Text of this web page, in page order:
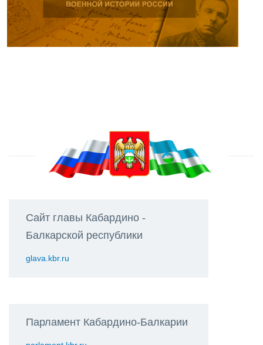
Сайт главы Кабардино -
Балкарской республики
glava.kbr.ru
Парламент Кабардино-Балкарии